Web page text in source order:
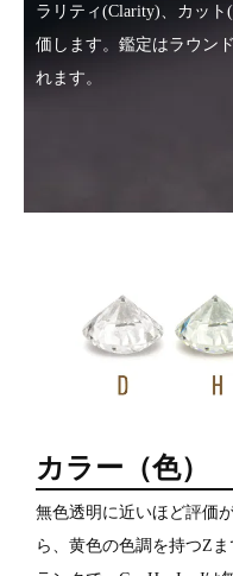
ラリティ(Clarity)、カット
価します。鑑定はラウン
れます。
カラー（色）
無色透明に近いほど評価
ら、黄色の色調を持つZ